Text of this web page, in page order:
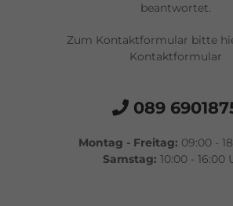
beantwortet.
Zum Kontaktformular bitte
Kontaktformular
089
Montag - Freitag: 09:00 -
Samstag: 10:00 - 16:00